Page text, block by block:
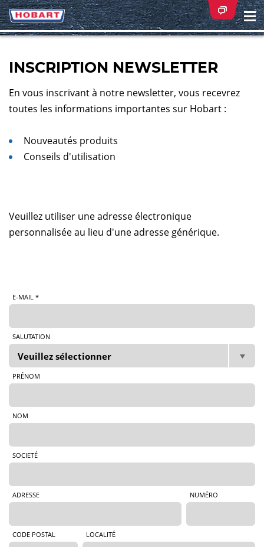
INSCRIPTION NEWSLETTER
En vous inscrivant à notre newsletter, vous recevrez
toutes les informations importantes sur Hobart :
Nouveautés produits
Conseils d'utilisation
Veuillez utiliser une adresse électronique
personnalisée au lieu d'une adresse générique.
E-MAIL *
SALUTATION
PRÉNOM
NOM
SOCIETÉ
ADRESSE NUMÉRO
CODE POSTAL LOCALITÉ